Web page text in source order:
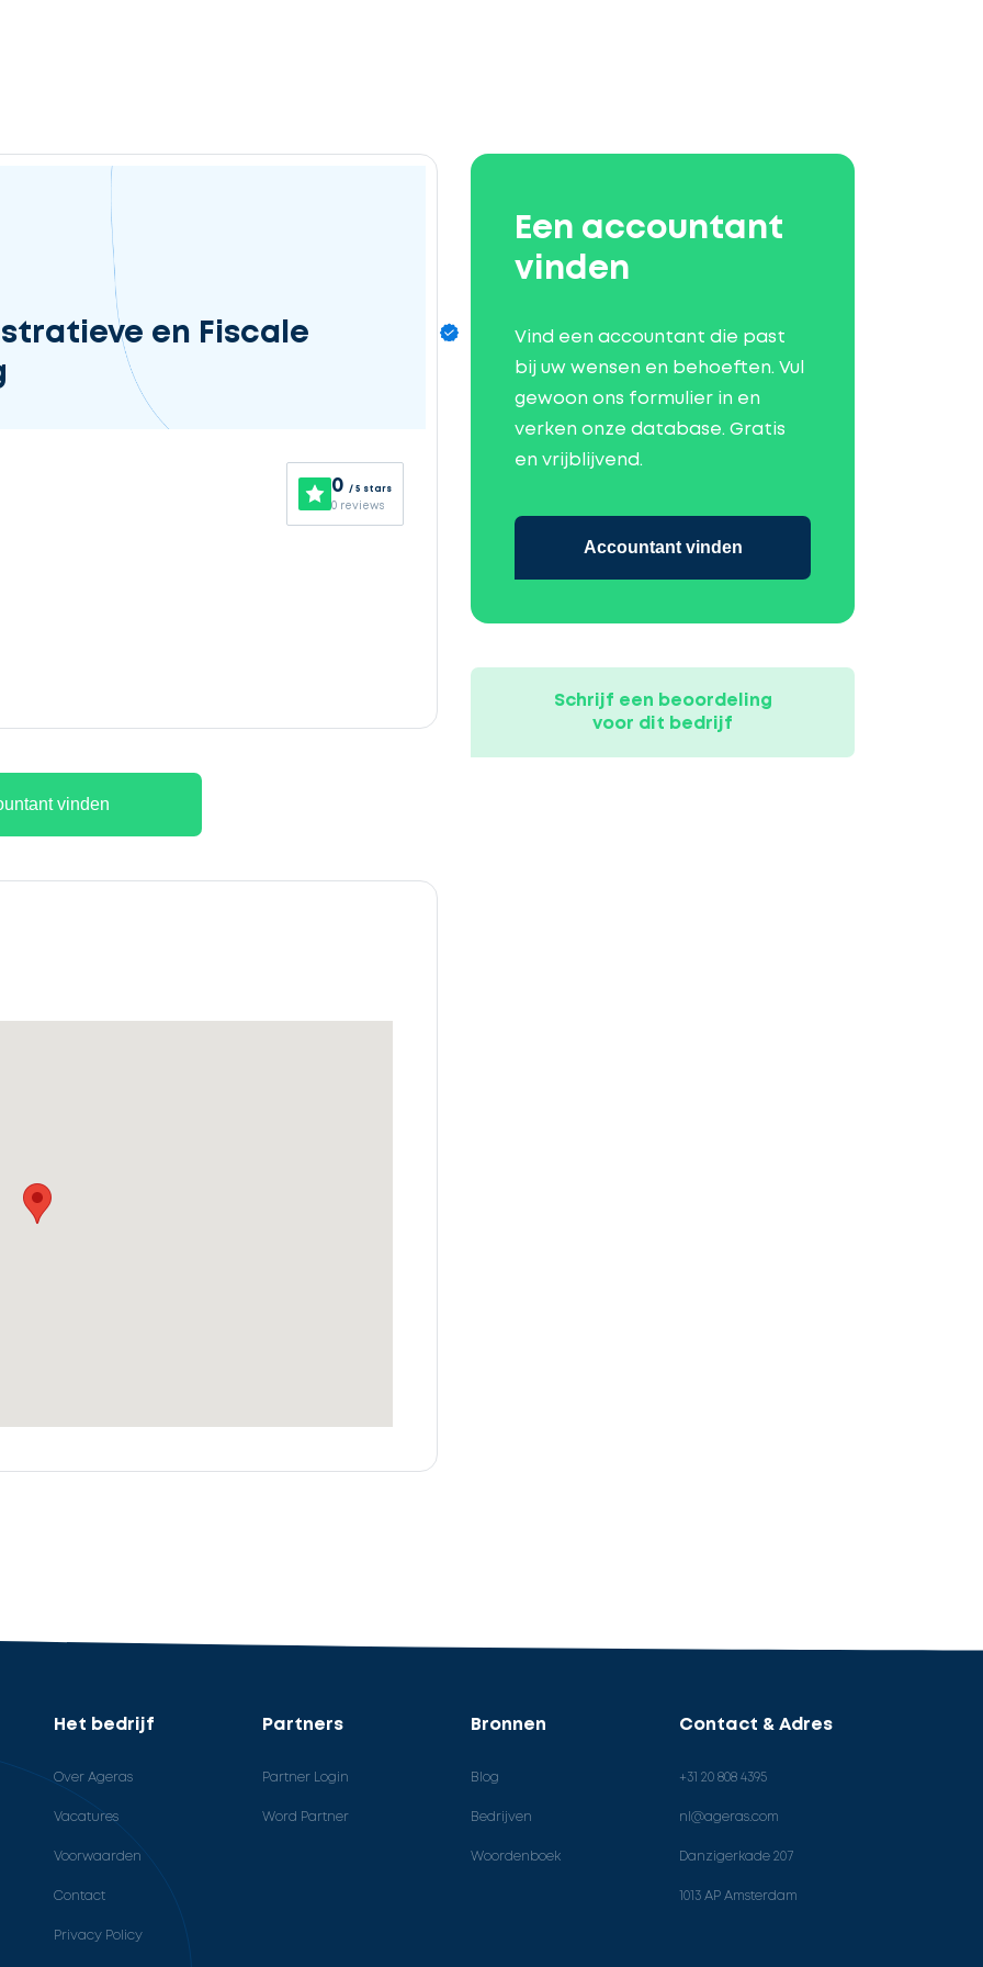
en Fiscale
0 / 5 stars
0 reviews
vinden
Een accountant
vinden
Vind een accountant die past
bij uw wensen en behoeften. Vul
gewoon ons formulier in en
verken onze database. Gratis
en vrijblijvend.
Accountant vinden
Schrijf een beoordeling
voor dit bedrijf
Het bedrijf
Over Ageras
Vacatures
Voorwaarden
Contact
Privacy Policy
Partners
Partner Login
Word Partner
Bronnen
Blog
Bedrijven
Woordenboek
Contact & Adres
+31 20 808 4395
nl@ageras.com
Danzigerkade 207
1013 AP Amsterdam